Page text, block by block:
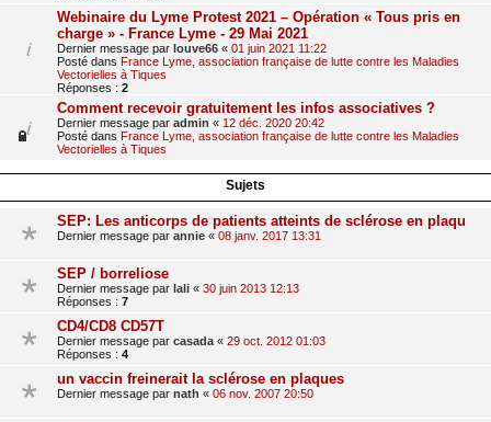
Webinaire du Lyme Protest 2021 – Opération « Tous pris en
charge » - France Lyme - 29 Mai 2021
Dernier message par louve66 « 01 juin 2021 11:22
Posté dans France Lyme, association française de lutte contre les Maladies
Vectorielles à Tiques
Réponses : 2
Comment recevoir gratuitement les infos associatives ?
Dernier message par admin « 12 déc. 2020 20:42
Posté dans France Lyme, association française de lutte contre les Maladies
Vectorielles à Tiques
Sujets
SEP: Les anticorps de patients atteints de sclérose en plaqu
Dernier message par annie « 08 janv. 2017 13:31
SEP / borreliose
Dernier message par lali « 30 juin 2013 12:13
Réponses : 7
CD4/CD8 CD57T
Dernier message par casada « 29 oct. 2012 01:03
Réponses : 4
un vaccin freinerait la sclérose en plaques
Dernier message par nath « 06 nov. 2007 20:50